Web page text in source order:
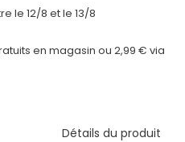
le 12/8 et le 13/8
en magasin ou 2,99 € via
Détails du produit